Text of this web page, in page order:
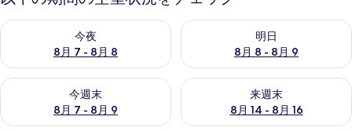
今夜
8月 7 - 8月 8
今夜 8月 7 - 8月 8 の空室状況をチェック
明日
8月 8 - 8月 9
明日 8月 8 - 8月 9 の空室状況
今週末
8月 7 - 8月 9
今週末 8月 7 - 8月 9 の空室状況をチェック
来週末
8月 14 - 8月 16
来週末 8月 14 - 8月 16 の空室